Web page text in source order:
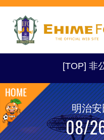
チケットを購入
[レディース
明治
08/